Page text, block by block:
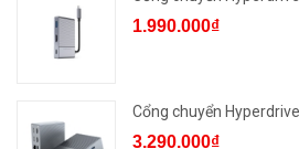
1.990.000₫
Cổng chuyển Hyperdrive
3.290.000₫